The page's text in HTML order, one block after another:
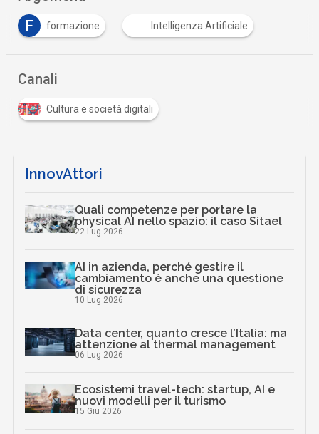
F
formazione Intelligenza Artificiale
Canali
Cultura e società digitali
InnovAttori
Quali competenze per portare la
physical AI nello spazio: il caso Sitael
22 Lug 2026
AI in azienda, perché gestire il
cambiamento è anche una questione
di sicurezza
10 Lug 2026
Data center, quanto cresce l’Italia: ma
attenzione al thermal management
06 Lug 2026
Ecosistemi travel-tech: startup, AI e
nuovi modelli per il turismo
15 Giu 2026